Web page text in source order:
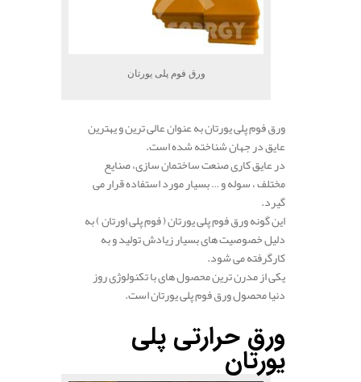
ورق فوم پلی یورتان
ورق فوم پلی یورتان به عنوان عالی ترین و یهترین
عایق در جهان شناخته شده است.
در عایق کاری صنعت ساختمان سازی، صنایع
مختلف ، سوله و … بسیار مورد استفاده قرار می
گیرد.
این گونه ورق فوم پلی یورتان ( فوم پلی اورتان ) به
دلیل خصوصیت های بسیار زیادش تولید و به
کارگرفته می شود.
یکی از مدرن ترین محصول های با تکنولوژی روز
دنیا محصول ورق فوم پلی یورتان است.
ورق حرارتی پلی
یورتان